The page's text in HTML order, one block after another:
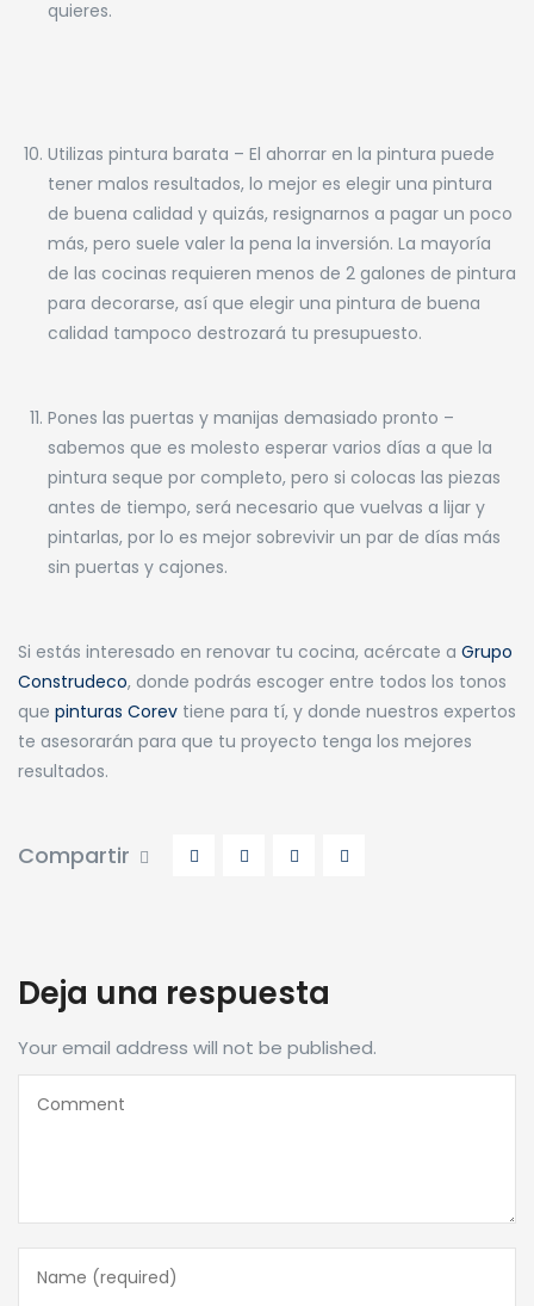
quieres.
Utilizas pintura barata – El ahorrar en la pintura puede
tener malos resultados, lo mejor es elegir una pintura
de buena calidad y quizás, resignarnos a pagar un poco
más, pero suele valer la pena la inversión. La mayoría
de las cocinas requieren menos de 2 galones de pintura
para decorarse, así que elegir una pintura de buena
calidad tampoco destrozará tu presupuesto.
Pones las puertas y manijas demasiado pronto –
sabemos que es molesto esperar varios días a que la
pintura seque por completo, pero si colocas las piezas
antes de tiempo, será necesario que vuelvas a lijar y
pintarlas, por lo es mejor sobrevivir un par de días más
sin puertas y cajones.
Si estás interesado en renovar tu cocina, acércate a Grupo
Construdeco, donde podrás escoger entre todos los tonos
que pinturas Corev tiene para tí, y donde nuestros expertos
te asesorarán para que tu proyecto tenga los mejores
resultados.
Compartir
Deja una respuesta
Your email address will not be published.